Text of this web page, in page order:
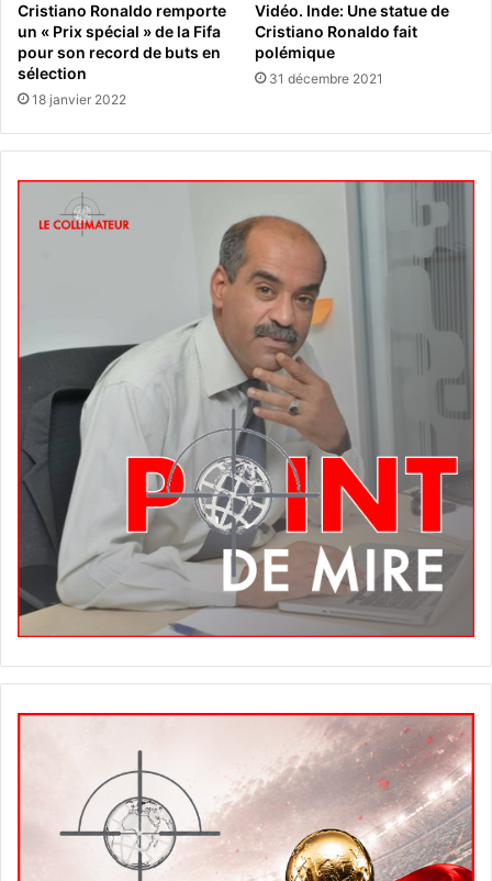
Cristiano Ronaldo remporte
un « Prix spécial » de la Fifa
pour son record de buts en
sélection
18 janvier 2022
Vidéo. Inde: Une statue de
Cristiano Ronaldo fait
polémique
31 décembre 2021